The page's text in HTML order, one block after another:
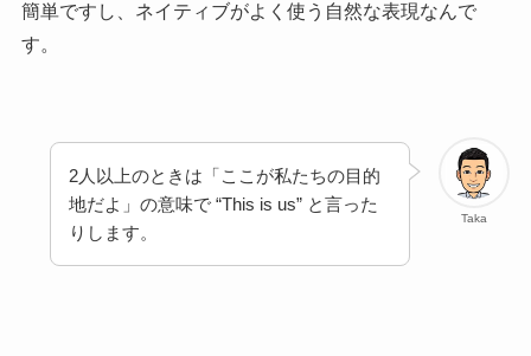
簡単ですし、ネイティブがよく使う自然な表現なんで
す。
Taka
2人以上のときは「ここが私たちの目的
地だよ」の意味で “This is us” と言った
りします。